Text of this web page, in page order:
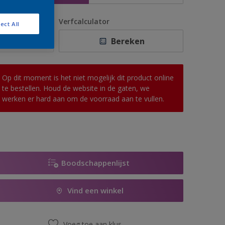
Verfcalculator
Bereken
Op dit moment is het niet mogelijk dit product online
te bestellen. Houd de website in de gaten, we
werken er hard aan om de voorraad aan te vullen.
Boodschappenlijst
Vind een winkel
All